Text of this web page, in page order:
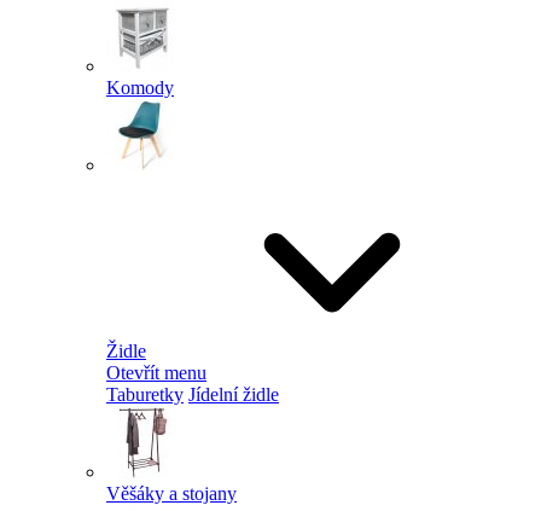
Komody
Židle
Otevřít menu
Taburetky Jídelní židle
Věšáky a stojany